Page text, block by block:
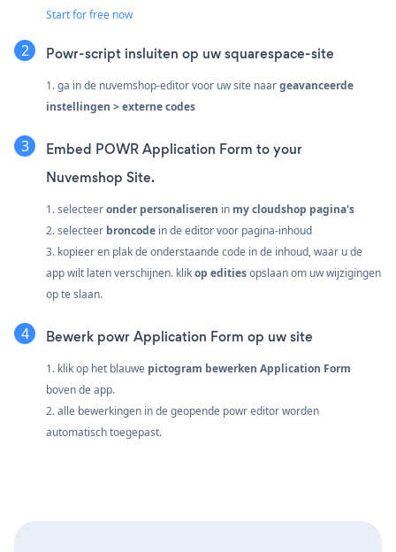
Start for free now
Powr-script insluiten op uw squarespace-site
1. ga in de nuvemshop-editor voor uw site naargeavanceerde
instellingen > externe codes
Embed POWR Application Form to your
Nuvemshop Site.
1. selecteeronder personaliseren in my cloudshop pagina's
2. selecteer broncode in de editor voor pagina-inhoud
3. kopieer en plak de onderstaande code in de inhoud, waar u de
app wilt laten verschijnen. klikop editiesopslaan om uw wijzigingen
op te slaan.
Bewerk powr Application Form op uw site
1. klik op het blauwe pictogram bewerken Application Form
boven de app.
2. alle bewerkingen in de geopende powr editor worden
automatisch toegepast.